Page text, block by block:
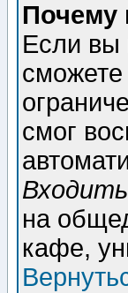
Почему
Если вы
смог
на
кафе,